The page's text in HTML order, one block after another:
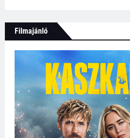
Filmajánló